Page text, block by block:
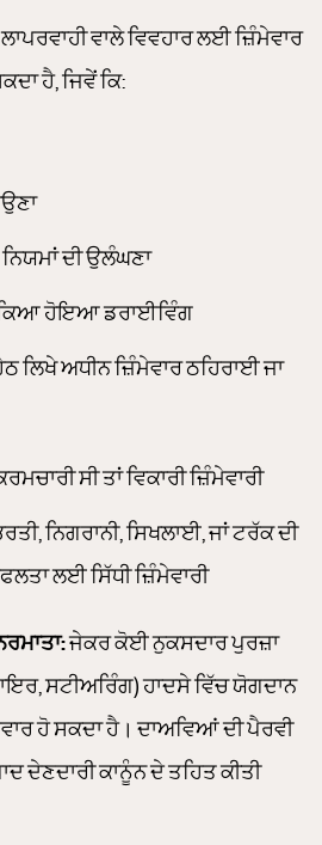
ਲਾਪਰਵਾਹੀ ਵਾਲੇ ਵਿਵਹਾਰ ਲਈ ਜ਼ਿੰਮੇਵਾਰ
ਹੈ, ਜਿਵੇਂ ਕਿ:
ਦੀ ਉਲੰਘਣਾ
ਹੋਇਆ ਡਰਾਈਵਿੰਗ
ਲਿਖੇ ਅਧੀਨ ਜ਼ਿੰਮੇਵਾਰ ਠਹਿਰਾਈ ਜਾ
ਸੀ ਤਾਂ ਵਿਕਾਰੀ ਜ਼ਿੰਮੇਵਾਰੀ
ਨਿਗਰਾਨੀ, ਸਿਖਲਾਈ, ਜਾਂ ਟਰੱਕ ਦੀ
ਲਈ ਸਿੱਧੀ ਜ਼ਿੰਮੇਵਾਰੀ
ਜੇਕਰ ਕੋਈ ਨੁਕਸਦਾਰ ਪੁਰਜ਼ਾ
ਸਟੀਅਰਿੰਗ) ਹਾਦਸੇ ਵਿੱਚ ਯੋਗਦਾਨ
ਹੋ ਸਕਦਾ ਹੈ। ਦਾਅਵਿਆਂ ਦੀ ਪੈਰਵੀ
ਦੇਣਦਾਰੀ ਕਾਨੂੰਨ ਦੇ ਤਹਿਤ ਕੀਤੀ